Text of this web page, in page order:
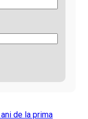
de la prima